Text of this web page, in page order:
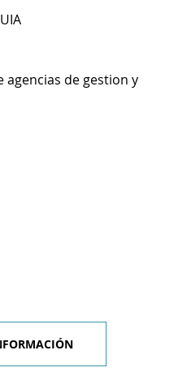
agencias de gestion y